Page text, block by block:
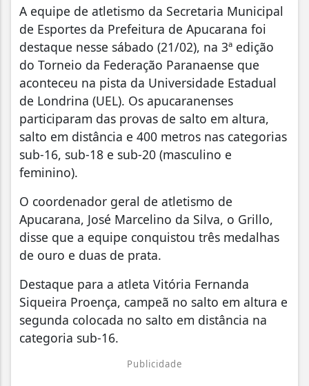
A equipe de atletismo da Secretaria Municipal
de Esportes da Prefeitura de Apucarana foi
destaque nesse sábado (21/02), na 3ª edição
do Torneio da Federação Paranaense que
aconteceu na pista da Universidade Estadual
de Londrina (UEL). Os apucaranenses
participaram das provas de salto em altura,
salto em distância e 400 metros nas categorias
sub-16, sub-18 e sub-20 (masculino e
feminino).
O coordenador geral de atletismo de
Apucarana, José Marcelino da Silva, o Grillo,
disse que a equipe conquistou três medalhas
de ouro e duas de prata.
Destaque para a atleta Vitória Fernanda
Siqueira Proença, campeã no salto em altura e
segunda colocada no salto em distância na
categoria sub-16.
Publicidade